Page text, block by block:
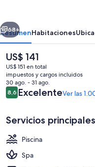
Thalasso
&
Hotel
Siguiente
68+
ResumenHabitaciones
El
precio
actual
es
de
US$ 141
US$ 141
US$ 151 en total
impuestos y cargos incluidos
30 ago. - 31 ago.
Opiniones
8,68,6 de 10
ExcelenteVer las
Servicios principales
Piscina
Spa